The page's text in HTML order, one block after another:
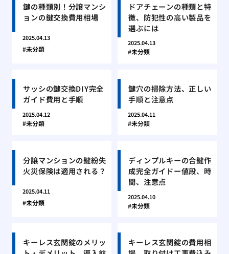
鍵の種類別！分譲マンシ
ョンの鍵交換費用相場
2025.04.13
未分類
ドアチェーンの種類と特
徴、防犯性の高い製品を
選ぶには
2025.04.13
未分類
サッシの鍵交換DIY完全
ガイド費用と手順
2025.04.12
未分類
鍵穴の掃除方法、正しい
手順と注意点
2025.04.11
未分類
分譲マンションの鍵紛失
火災保険は適用される？
2025.04.11
未分類
ディンプルキーの合鍵作
成完全ガイドー値段、時
間、注意点
2025.04.10
未分類
キーレス玄関錠のメリッ
キーレス玄関錠の費用相